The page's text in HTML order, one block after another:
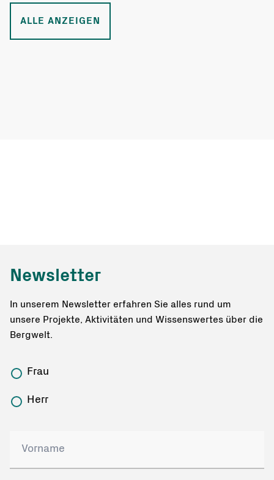
ALLE ANZEIGEN
Newsletter
In unserem Newsletter erfahren Sie alles rund um
unsere Projekte, Aktivitäten und Wissenswertes über die
Bergwelt.
Frau
Herr